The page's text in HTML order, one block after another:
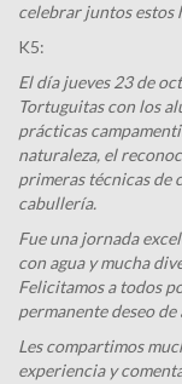
celebrar juntos estos
K5:
El día jueves 23 de
Tortuguitas con los
prácticas
naturaleza, el
primeras técnicas de
cabullería.
Fue una jornada
con agua y mucha
Felicitamos a todos
permanente deseo de
Les compartimos
experiencia y